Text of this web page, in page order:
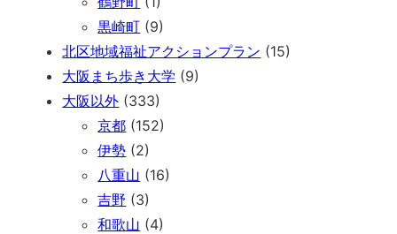
黒崎町 (9)
北区地域福祉アクションプラン (15)
大阪まち歩き大学 (9)
大阪以外 (333)
京都 (152)
伊勢 (2)
八重山 (16)
吉野 (3)
和歌山 (4)